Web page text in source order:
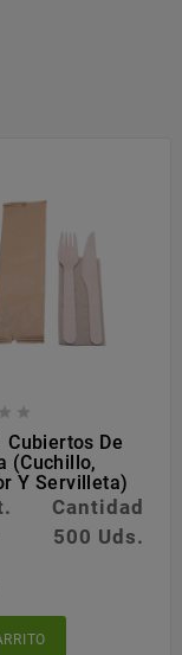
 
Cubiertos De
(cuchillo,
Y Servilleta)
Cantidad
500 Uds.